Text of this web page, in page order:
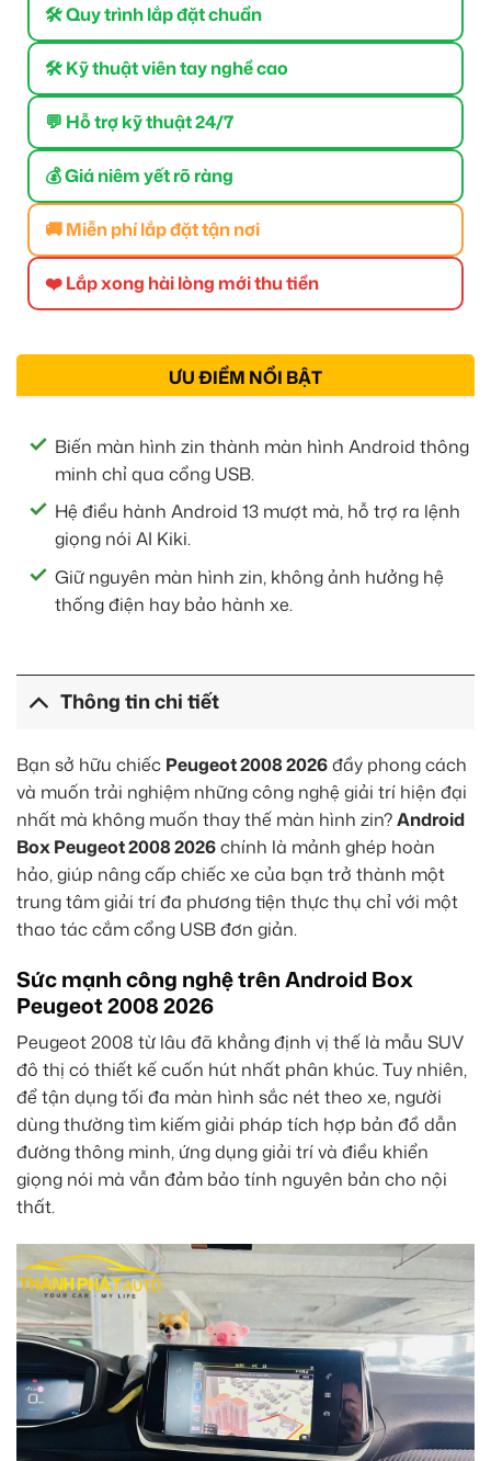
🛠 Quy trình lắp đặt chuẩn
🛠 Kỹ thuật viên tay nghề cao
💬 Hỗ trợ kỹ thuật 24/7
💰 Giá niêm yết rõ ràng
🚚 Miễn phí lắp đặt tận nơi
❤️ Lắp xong hài lòng mới thu tiền
ƯU ĐIỂM NỔI BẬT
Biến màn hình zin thành màn hình Android thông
minh chỉ qua cổng USB.
Hệ điều hành Android 13 mượt mà, hỗ trợ ra lệnh
giọng nói AI Kiki.
Giữ nguyên màn hình zin, không ảnh hưởng hệ
thống điện hay bảo hành xe.
Thông tin chi tiết
Bạn sở hữu chiếc Peugeot 2008 2026đầy phong cách
và muốn trải nghiệm những công nghệ giải trí hiện đại
nhất mà không muốn thay thế màn hình zin?Android
Box Peugeot 2008 2026chính là mảnh ghép hoàn
hảo, giúp nâng cấp chiếc xe của bạn trở thành một
trung tâm giải trí đa phương tiện thực thụ chỉ với một
thao tác cắm cổng USB đơn giản.
Sức mạnh công nghệ trên Android Box
Peugeot 2008 2026
Peugeot 2008 từ lâu đã khẳng định vị thế là mẫu SUV
đô thị có thiết kế cuốn hút nhất phân khúc. Tuy nhiên,
để tận dụng tối đa màn hình sắc nét theo xe, người
dùng thường tìm kiếm giải pháp tích hợp bản đồ dẫn
đường thông minh, ứng dụng giải trí và điều khiển
giọng nói mà vẫn đảm bảo tính nguyên bản cho nội
thất.